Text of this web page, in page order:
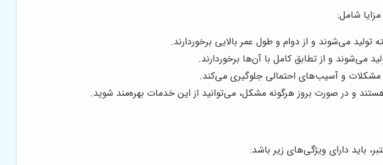
شامل:
تولید می‌شوند و از دوام و طول عمر بالایی برخوردارند.
می‌شوند و از تطابق کامل با آن‌ها برخوردارند.
مشکلات و آسیب‌های احتمالی جلوگیری می‌کند.
و در صورت بروز هرگونه مشکل، می‌توانید از این خدمات بهره‌مند شوید.
باید دارای ویژگی‌های زیر باشد: